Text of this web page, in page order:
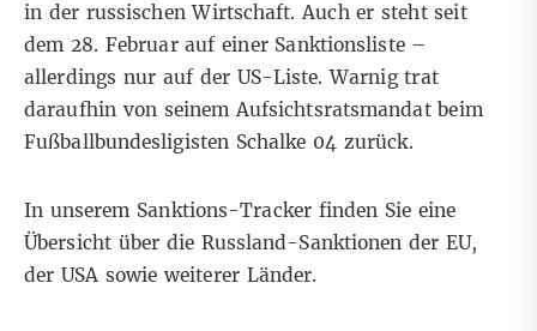
in der russischen Wirtschaft. Auch er steht seit
dem 28. Februar auf einer Sanktionsliste –
allerdings nur auf der US-Liste. Warnig trat
daraufhin von seinem Aufsichtsratsmandat beim
Fußballbundesligisten Schalke 04 zurück.
In unserem Sanktions-Trackerfinden Sie eine
Übersicht über die Russland-Sanktionen der EU,
der USA sowie weiterer Länder.